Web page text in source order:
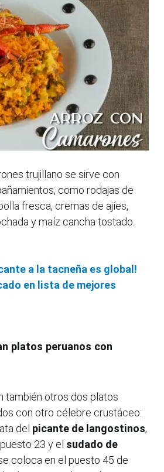
trujillano se sirve con
como rodajas de
fresca, cremas de ajíes,
y maíz cancha tostado.
a la tacneña es global!
en lista de mejores
platos peruanos con
también otros dos platos
con otro célebre crustáceo:
del picante de langostinos,
23 y el sudado de
coloca en el puesto 45 de